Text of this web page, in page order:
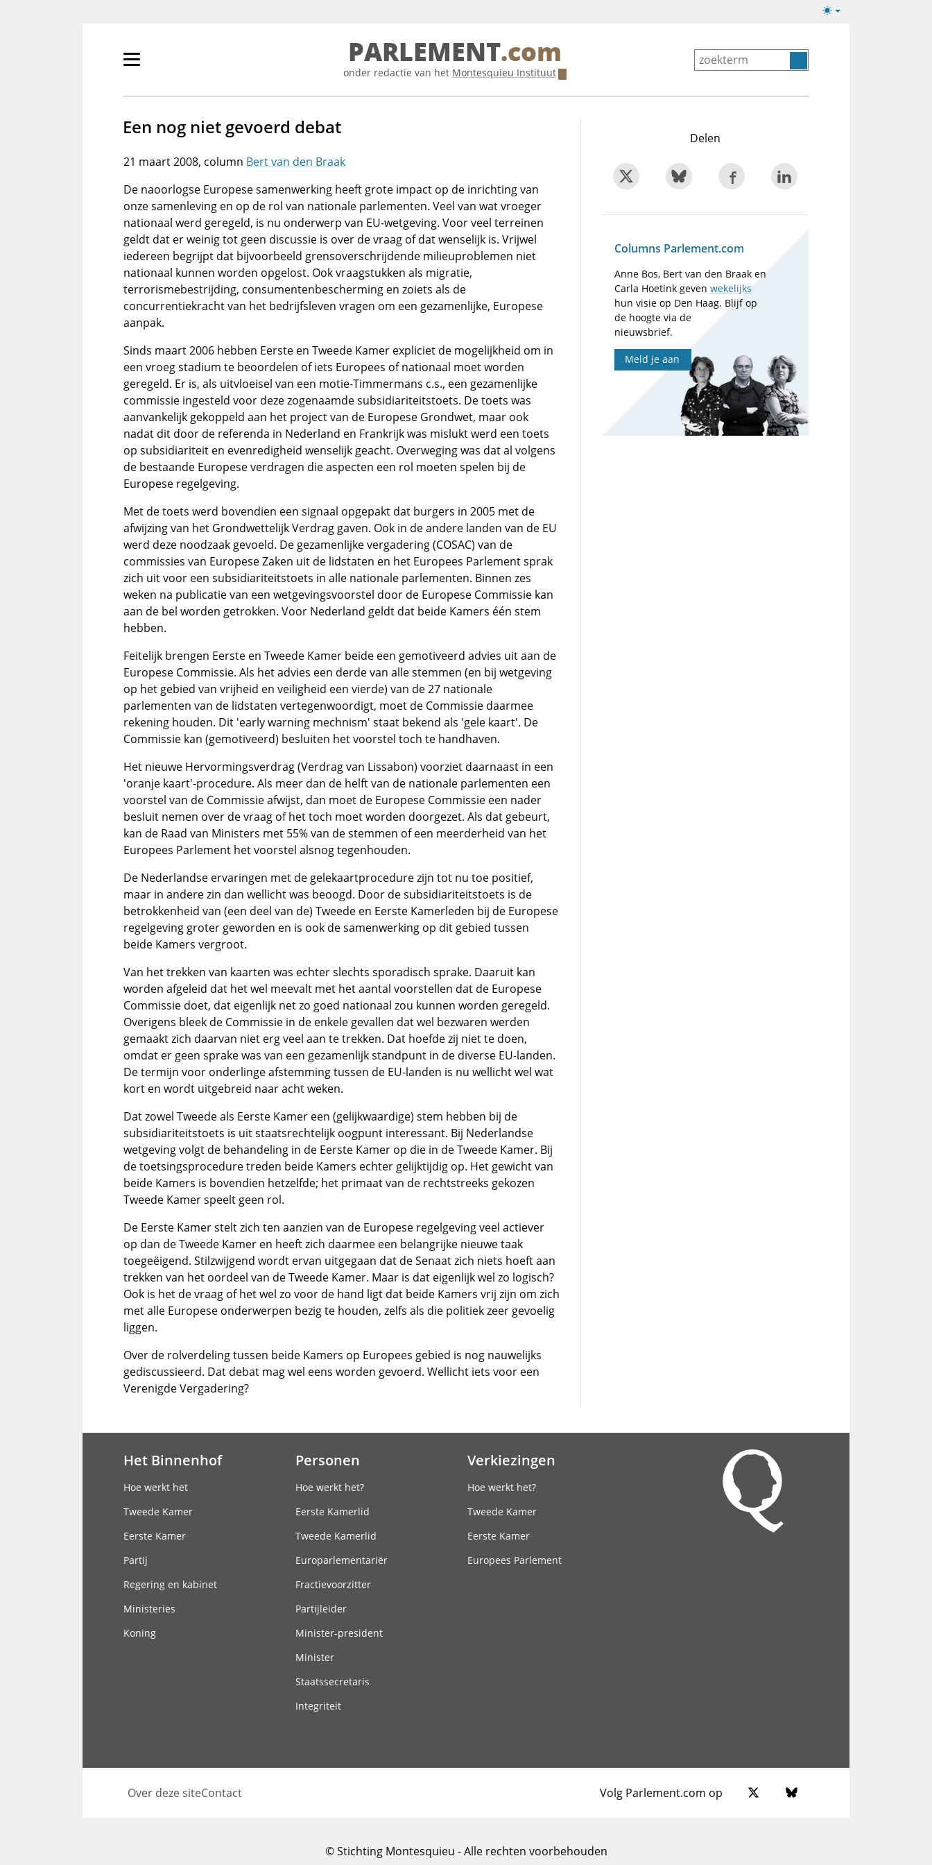
Lichte/donkere
Primair
tonen/verbergen
PARLEMENT.com
onder redactie van het Montesquieu Instituut
Een nog niet gevoerd debat
21 maart 2008
Bert van den Braak
De naoorlogse Europese samenwerking heeft grote impact op de inrichting van
onze samenleving en op de rol van nationale parlementen. Veel van wat vroeger
nationaal werd geregeld, is nu onderwerp van EU-wetgeving. Voor veel terreinen
geldt dat er weinig tot geen discussie is over de vraag of dat wenselijk is. Vrijwel
iedereen begrijpt dat bijvoorbeeld grensoverschrijdende milieuproblemen niet
nationaal kunnen worden opgelost. Ook vraagstukken als migratie,
terrorismebestrijding, consumentenbescherming en zoiets als de
concurrentiekracht van het bedrijfsleven vragen om een gezamenlijke, Europese
aanpak.
Sinds maart 2006 hebben Eerste en Tweede Kamer expliciet de mogelijkheid om in
een vroeg stadium te beoordelen of iets Europees of nationaal moet worden
geregeld. Er is, als uitvloeisel van een motie-Timmermans c.s., een gezamenlijke
commissie ingesteld voor deze zogenaamde subsidiariteitstoets. De toets was
aanvankelijk gekoppeld aan het project van de Europese Grondwet, maar ook
nadat dit door de referenda in Nederland en Frankrijk was mislukt werd een toets
op subsidiariteit en evenredigheid wenselijk geacht. Overweging was dat al volgens
de bestaande Europese verdragen die aspecten een rol moeten spelen bij de
Europese regelgeving.
Met de toets werd bovendien een signaal opgepakt dat burgers in 2005 met de
afwijzing van het Grondwettelijk Verdrag gaven. Ook in de andere landen van de EU
werd deze noodzaak gevoeld. De gezamenlijke vergadering (COSAC) van de
commissies van Europese Zaken uit de lidstaten en het Europees Parlement sprak
zich uit voor een subsidiariteitstoets in alle nationale parlementen. Binnen zes
weken na publicatie van een wetgevingsvoorstel door de Europese Commissie kan
aan de bel worden getrokken. Voor Nederland geldt dat beide Kamers één stem
hebben.
Feitelijk brengen Eerste en Tweede Kamer beide een gemotiveerd advies uit aan de
Europese Commissie. Als het advies een derde van alle stemmen (en bij wetgeving
op het gebied van vrijheid en veiligheid een vierde) van de 27 nationale
parlementen van de lidstaten vertegenwoordigt, moet de Commissie daarmee
rekening houden. Dit 'early warning mechnism' staat bekend als 'gele kaart'. De
Commissie kan (gemotiveerd) besluiten het voorstel toch te handhaven.
Het nieuwe Hervormingsverdrag (Verdrag van Lissabon) voorziet daarnaast in een
'oranje kaart'-procedure. Als meer dan de helft van de nationale parlementen een
voorstel van de Commissie afwijst, dan moet de Europese Commissie een nader
besluit nemen over de vraag of het toch moet worden doorgezet. Als dat gebeurt,
kan de Raad van Ministers met 55% van de stemmen of een meerderheid van het
Europees Parlement het voorstel alsnog tegenhouden.
De Nederlandse ervaringen met de gelekaartprocedure zijn tot nu toe positief,
maar in andere zin dan wellicht was beoogd. Door de subsidiariteitstoets is de
betrokkenheid van (een deel van de) Tweede en Eerste Kamerleden bij de Europese
regelgeving groter geworden en is ook de samenwerking op dit gebied tussen
beide Kamers vergroot.
Van het trekken van kaarten was echter slechts sporadisch sprake. Daaruit kan
worden afgeleid dat het wel meevalt met het aantal voorstellen dat de Europese
Commissie doet, dat eigenlijk net zo goed nationaal zou kunnen worden geregeld.
Overigens bleek de Commissie in de enkele gevallen dat wel bezwaren werden
gemaakt zich daarvan niet erg veel aan te trekken. Dat hoefde zij niet te doen,
omdat er geen sprake was van een gezamenlijk standpunt in de diverse EU-landen.
De termijn voor onderlinge afstemming tussen de EU-landen is nu wellicht wel wat
kort en wordt uitgebreid naar acht weken.
Dat zowel Tweede als Eerste Kamer een (gelijkwaardige) stem hebben bij de
subsidiariteitstoets is uit staatsrechtelijk oogpunt interessant. Bij Nederlandse
wetgeving volgt de behandeling in de Eerste Kamer op die in de Tweede Kamer. Bij
de toetsingsprocedure treden beide Kamers echter gelijktijdig op. Het gewicht van
beide Kamers is bovendien hetzelfde; het primaat van de rechtstreeks gekozen
Tweede Kamer speelt geen rol.
De Eerste Kamer stelt zich ten aanzien van de Europese regelgeving veel actiever
op dan de Tweede Kamer en heeft zich daarmee een belangrijke nieuwe taak
toegeëigend. Stilzwijgend wordt ervan uitgegaan dat de Senaat zich niets hoeft aan
trekken van het oordeel van de Tweede Kamer. Maar is dat eigenlijk wel zo logisch?
Ook is het de vraag of het wel zo voor de hand ligt dat beide Kamers vrij zijn om zich
met alle Europese onderwerpen bezig te houden, zelfs als die politiek zeer gevoelig
liggen.
Over de rolverdeling tussen beide Kamers op Europees gebied is nog nauwelijks
gediscussieerd. Dat debat mag wel eens worden gevoerd. Wellicht iets voor een
Verenigde Vergadering?
Delen
Columns Parlement.com
Anne Bos, Bert van den Braak en
Carla Hoetink gevenwekelijks
hun visie op Den Haag. Blijf op
de hoogte via de
nieuwsbrief.
Meld je aan
Het Binnenhof
Hoe werkt het
Tweede Kamer
Eerste Kamer
Partij
Regering en kabinet
Ministeries
Koning
Personen
Hoe werkt het?
Eerste Kamerlid
Tweede Kamerlid
Europarlementariër
Fractievoorzitter
Partijleider
Minister-president
Minister
Staatssecretaris
Integriteit
Verkiezingen
Hoe werkt het?
Tweede Kamer
Eerste Kamer
Europees Parlement
Over deze siteContact Volg Parlement.com op
© Stichting Montesquieu - Alle rechten voorbehouden